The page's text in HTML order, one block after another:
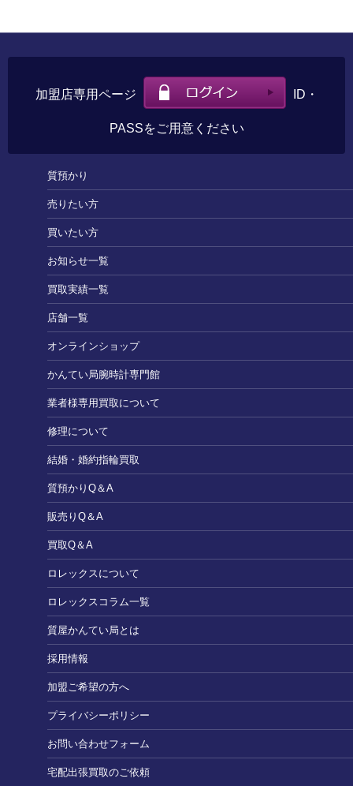
加盟店専用ページ ID・
PASSをご用意ください
質預かり
売りたい方
買いたい方
お知らせ一覧
買取実績一覧
店舗一覧
オンラインショップ
かんてい局腕時計専門館
業者様専用買取について
修理について
結婚・婚約指輪買取
質預かりQ＆A
販売りQ＆A
買取Q＆A
ロレックスについて
ロレックスコラム一覧
質屋かんてい局とは
採用情報
加盟ご希望の方へ
プライバシーポリシー
お問い合わせフォーム
宅配出張買取のご依頼